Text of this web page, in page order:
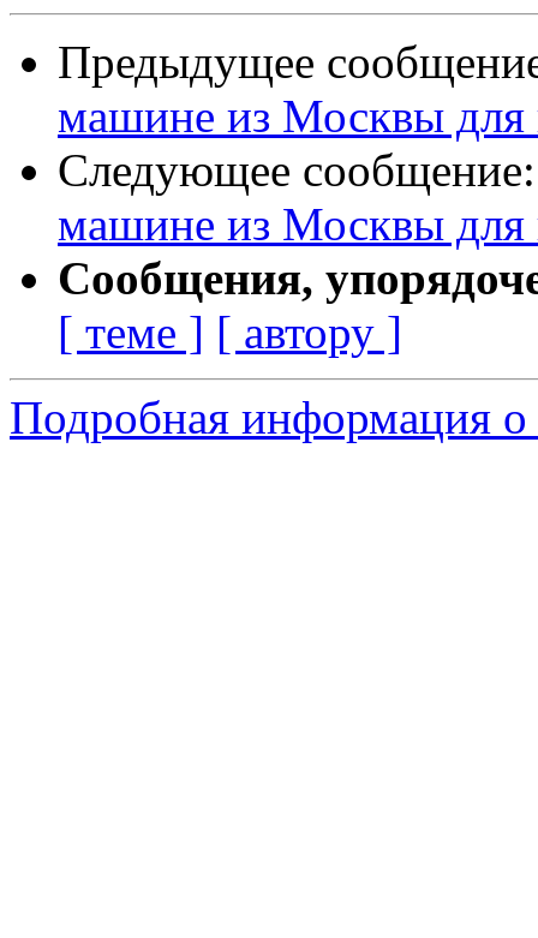
Предыдущее
машине из Москвы для
Следующее
машине из Москвы для
Сообщения,
[ теме ] [ автору ]
Подробная информация о